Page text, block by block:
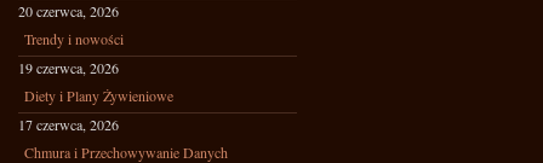
20 czerwca, 2026
Trendy i nowości
19 czerwca, 2026
Diety i Plany Żywieniowe
17 czerwca, 2026
Chmura i Przechowywanie Danych